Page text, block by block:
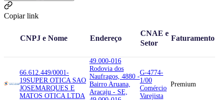
Copiar link
CNPJ e Nome Endereço
CNAE e
Setor
Faturamento
66.612.449/0001-
19SUPER OTICA SAO
JOSEMARQUES E
MATOS OTICA LTDA
49.000-016
Rodovia dos
Naufragos, 4880 -
Bairro Aruana,
Aracaju - SE,
G-4774-
1/00
Comércio
Varejista
Premium